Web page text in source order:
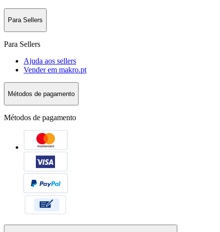
Para Sellers
Para Sellers
Ajuda aos sellers
Vender em makro.pt
Métodos de pagamento
Métodos de pagamento